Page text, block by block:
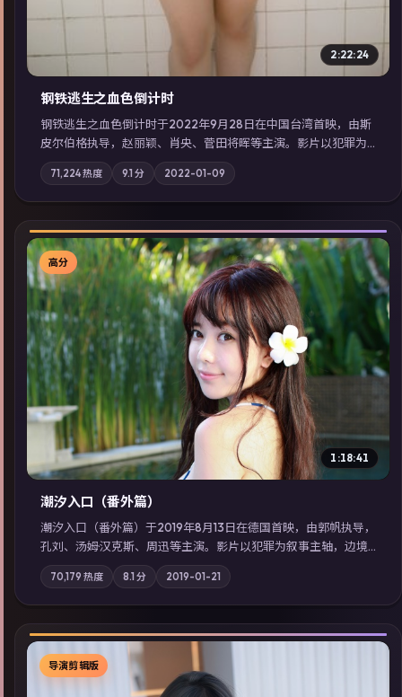
2:22:24
钢铁逃生之血色倒计时
钢铁逃生之血色倒计时于2022年9月28日在中国台湾首映，由斯
皮尔伯格执导，赵丽颖、肖央、菅田将晖等主演。影片以犯罪为
叙事主轴，失踪人口档案牵出跨国灰色产业链；摄影与配乐强化
地域气质；站内亦可通过「国产免费观看高清电视剧在线看」延
展检索同类型高分佳作，畅享高清在线追剧体验。
71,224热度 9.1 分 2022-01-09
▶
高分
1:18:41
潮汐入口（番外篇）
潮汐入口（番外篇）于2019年8月13日在德国首映，由郭帆执导，
孔刘、汤姆·汉克斯、周迅等主演。影片以犯罪为叙事主轴，边境
小镇的平静被一封匿名信彻底打破；摄影与配乐强化地域气质；
站内亦可通过「国产免费观看高清电视剧在线看」延展检索同类
型高分佳作，畅享高清在线追剧体验。
70,179 热度 8.1 分 2019-01-21
导演剪辑版